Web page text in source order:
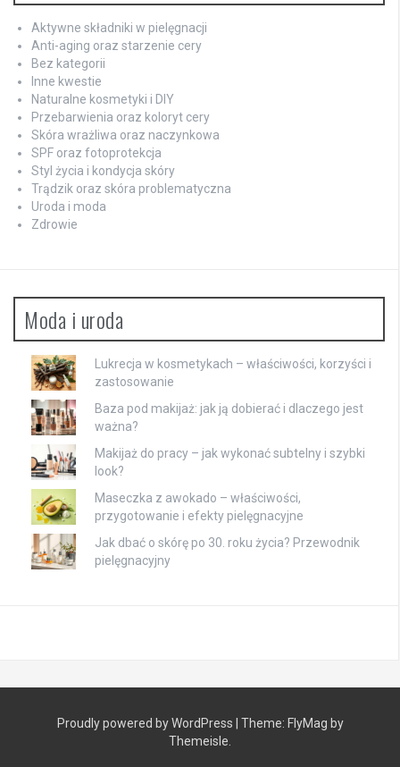
Aktywne składniki w pielęgnacji
Anti-aging oraz starzenie cery
Bez kategorii
Inne kwestie
Naturalne kosmetyki i DIY
Przebarwienia oraz koloryt cery
Skóra wrażliwa oraz naczynkowa
SPF oraz fotoprotekcja
Styl życia i kondycja skóry
Trądzik oraz skóra problematyczna
Uroda i moda
Zdrowie
Moda i uroda
Lukrecja w kosmetykach – właściwości, korzyści i
zastosowanie
Baza pod makijaż: jak ją dobierać i dlaczego jest
ważna?
Makijaż do pracy – jak wykonać subtelny i szybki
look?
Maseczka z awokado – właściwości,
przygotowanie i efekty pielęgnacyjne
Jak dbać o skórę po 30. roku życia? Przewodnik
pielęgnacyjny
Proudly powered by WordPress Theme: FlyMag by
Themeisle.